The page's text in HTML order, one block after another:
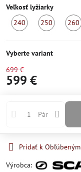
Veľkosť lyžiarky
240
250
260
Vyberte variant
699 €
599 €
Pár
Pridať k Obľúbeným
Výrobca: